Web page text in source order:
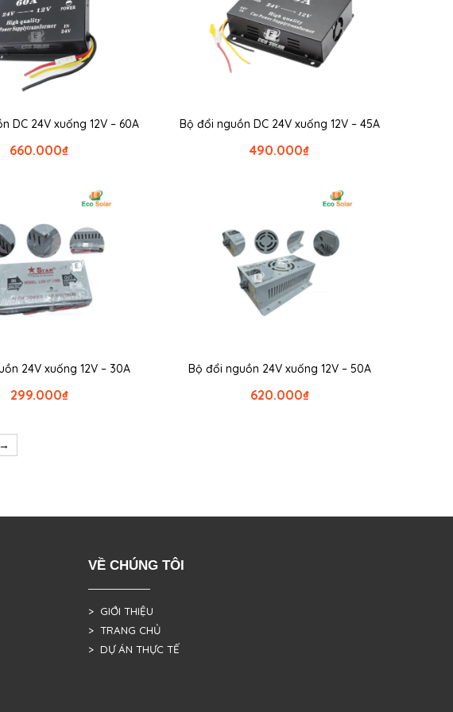
DC 24V xuống 12V – 60A
₫
660.000
Bộ đổi nguồn DC 24V xuống 12V – 45A
₫
490.000
24V xuống 12V – 30A
₫
299.000
Bộ đổi nguồn 24V xuống 12V – 50A
₫
620.000
→
VỀ CHÚNG TÔI
> GIỚI THIỆU
> TRANG CHỦ
> DỰ ÁN THỰC TẾ